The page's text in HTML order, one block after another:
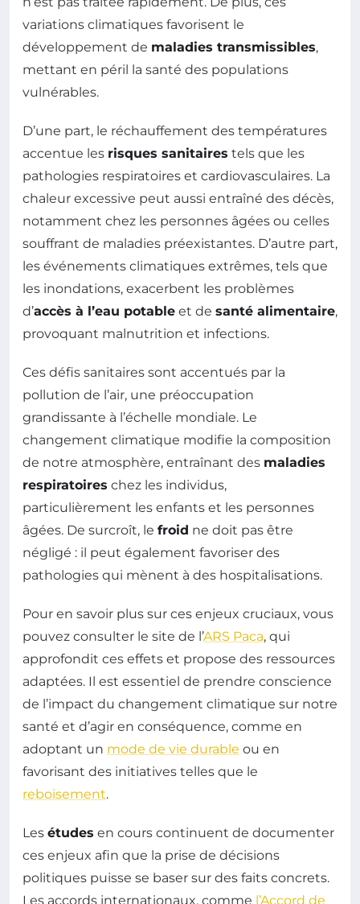
variations climatiques favorisent le
développement de maladies transmissibles,
mettant en péril la santé des populations
vulnérables.
D’une part, le réchauffement des températures
accentue les risques sanitaires tels que les
pathologies respiratoires et cardiovasculaires. La
chaleur excessive peut aussi entraîné des décès,
notamment chez les personnes âgées ou celles
souffrant de maladies préexistantes. D’autre part,
les événements climatiques extrêmes, tels que
les inondations, exacerbent les problèmes
d’accès à l’eau potable et de santé alimentaire,
provoquant malnutrition et infections.
Ces défis sanitaires sont accentués par la
pollution de l’air, une préoccupation
grandissante à l’échelle mondiale. Le
changement climatique modifie la composition
de notre atmosphère, entraînant des maladies
respiratoires chez les individus,
particulièrement les enfants et les personnes
âgées. De surcroît, le froid ne doit pas être
négligé : il peut également favoriser des
pathologies qui mènent à des hospitalisations.
Pour en savoir plus sur ces enjeux cruciaux, vous
pouvez consulter le site de l’ARS Paca, qui
approfondit ces effets et propose des ressources
adaptées. Il est essentiel de prendre conscience
de l’impact du changement climatique sur notre
santé et d’agir en conséquence, comme en
adoptant un mode de vie durable ou en
favorisant des initiatives telles que le
reboisement.
Les études en cours continuent de documenter
ces enjeux afin que la prise de décisions
politiques puisse se baser sur des faits concrets.
Les accords internationaux, comme l’Accord de